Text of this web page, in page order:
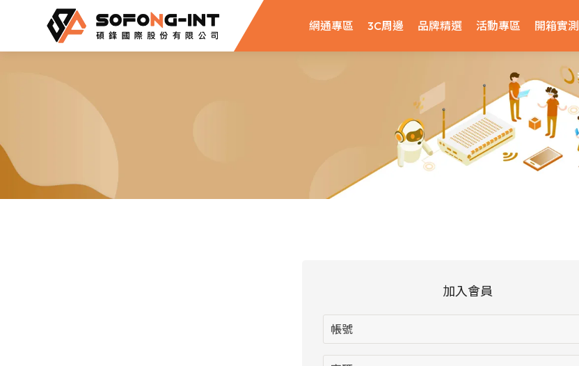
網通專區 3C周邊 品牌精選 活動專區 開箱實測
加入會員